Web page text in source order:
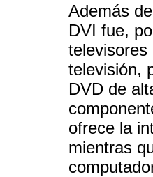
Además
DVI fue,
televisores
televisión,
DVD de
ofrece la
mientras